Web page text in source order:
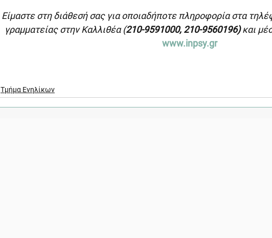
Είμαστε στη διάθεσή σας για οποιαδήποτε πληροφορία στα
γραμματείας στην Καλλιθέα (210-9591000, 210-9560196) και
www.inpsy.gr
Τμήμα Ενηλίκων